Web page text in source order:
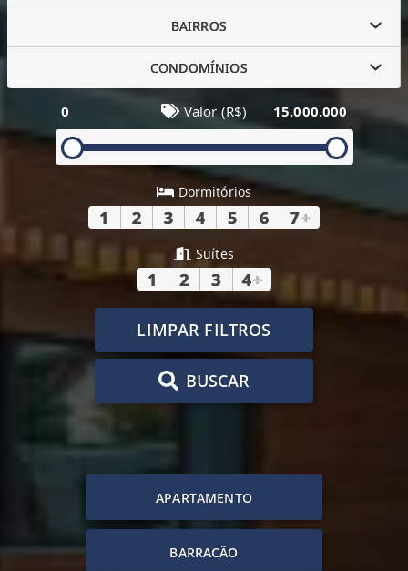
BAIRROS
CONDOMÍNIOS
0 Valor (R$) 15.000.000
Dormitórios
1 2 3 4 5 6 7+
Suítes
1 2 3 4+
LIMPAR FILTROS
BUSCAR
APARTAMENTO
BARRACÃO